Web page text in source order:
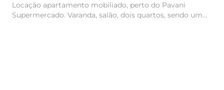
Locação apartamento mobiliado, perto do Pavani
Supermercado. Varanda, salão, dois quartos, sendo um